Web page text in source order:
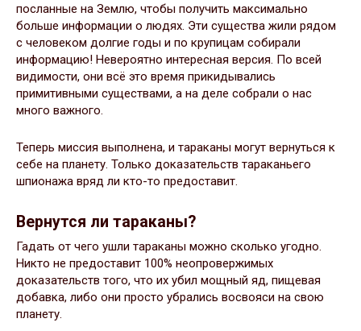
посланные на Землю, чтобы получить максимально
больше информации о людях. Эти существа жили рядом
с человеком долгие годы и по крупицам собирали
информацию! Невероятно интересная версия. По всей
видимости, они всё это время прикидывались
примитивными существами, а на деле собрали о нас
много важного.
Теперь миссия выполнена, и тараканы могут вернуться к
себе на планету. Только доказательств тараканьего
шпионажа вряд ли кто-то предоставит.
Вернутся ли тараканы?
Гадать от чего ушли тараканы можно сколько угодно.
Никто не предоставит 100% неопровержимых
доказательств того, что их убил мощный яд, пищевая
добавка, либо они просто убрались восвояси на свою
планету.